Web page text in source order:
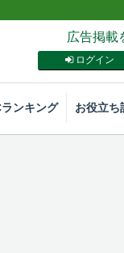
広告掲載
ログイン
ンキング お役立ち